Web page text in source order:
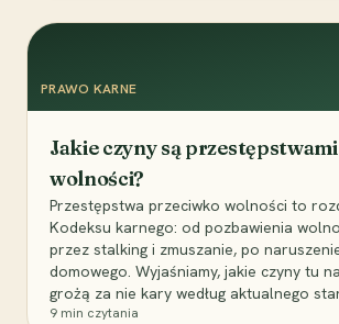
PRAWO KARNE
Jakie czyny są
wolności?
Przestępstwa przeciwko wolności to
Kodeksu karnego: od pozbawienia
przez stalking i zmuszanie, po
domowego. Wyjaśniamy, jakie czyny tu
grożą za nie kary według aktualnego
9 min czytania